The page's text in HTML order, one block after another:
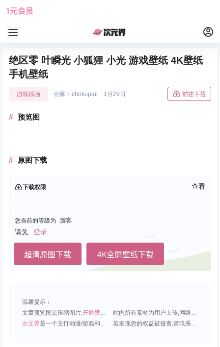
1元会员
绝区零 叶瞬光 小狐狸 小光 游戏壁纸 4K壁纸
手机壁纸
游戏插画 画师：chokopaii 1月29日 前往下载
预览图
原图下载
下载权限 查看
您当前的等级为 游客
请先 登录
超清原图下载 4K全屏壁纸下载
温馨提示：
文章预览图是压缩图片,开通赞助会员 可免费下载超清原图;
站内所有素材为用户上传,网络分享或原创,请勿用于商业用途;
次元界是一个主打动漫/游戏和虚拟偶像角色的插画壁纸平台; 若发现您的权益被侵害,请联系QQ1815919191,我们尽快处理.